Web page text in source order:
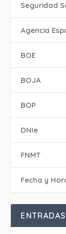
Seguridad
Agencia
BOE
BOJA
BOP
DNIe
FNMT
Fecha y